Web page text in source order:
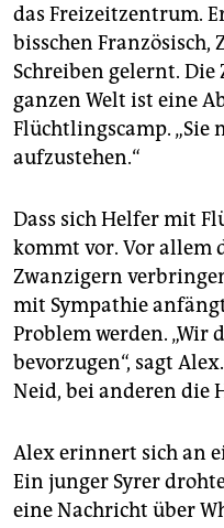
das Freizeitzentrum.
bisschen Französisch,
Schrei­ben gelernt.
ganzen Welt ist eine
Flüchtlingscamp. „Sie
aufzustehen.“
Dass sich Helfer mit
kommt vor. Vor allem
Zwanzigern
mit Sympathie
Problem werden.
bevorzugen“, sagt
Neid, bei anderen die
Alex erinnert sich an
Ein junger Syrer
eine Nachricht über